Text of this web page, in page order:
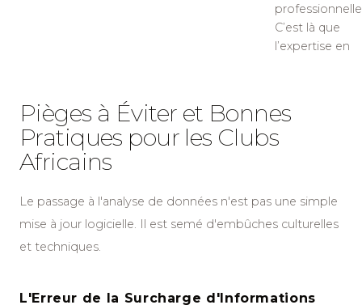
C’est là que
l’expertise en
Pièges à Éviter et Bonnes
Pratiques pour les Clubs
Africains
Le passage à l'analyse de données n'est pas une simple
mise à jour logicielle. Il est semé d'embûches culturelles
et techniques.
L'Erreur de la Surcharge d'Informations